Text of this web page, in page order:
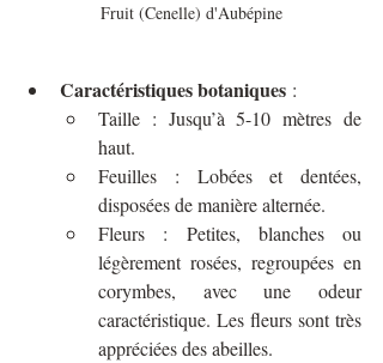
Fruit (Cenelle) d'Aubépine
Caractéristiques botaniques :
Taille : Jusqu’à 5-10 mètres de
haut.
Feuilles : Lobées et dentées,
disposées de manière alternée.
Fleurs : Petites, blanches ou
légèrement rosées, regroupées en
corymbes, avec une odeur
caractéristique. Les fleurs sont très
appréciées des abeilles.